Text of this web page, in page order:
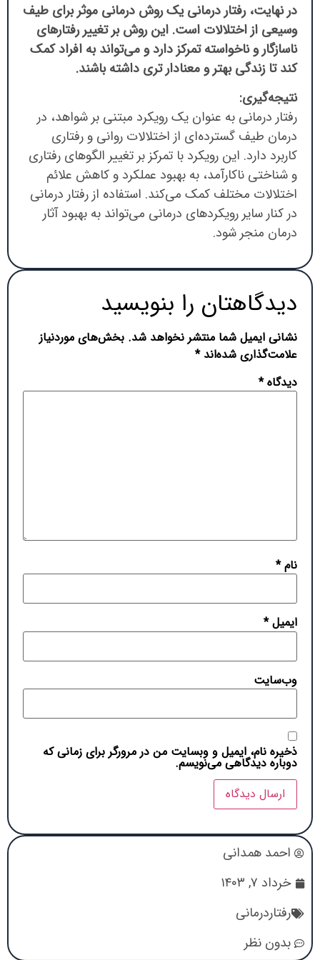
در نهایت، رفتار درمانی یک روش درمانی موثر برای طیف
وسیعی از اختلالات است. این روش بر تغییر رفتارهای
ناسازگار و ناخواسته تمرکز دارد و می‌تواند به افراد کمک
کند تا زندگی بهتر و معنادار تری داشته باشند.
نتیجه‌گیری:
رفتار درمانی به عنوان یک رویکرد مبتنی بر شواهد، در
درمان طیف گسترده‌ای از اختلالات روانی و رفتاری
کاربرد دارد. این رویکرد با تمرکز بر تغییر الگوهای رفتاری
و شناختی ناکارآمد، به بهبود عملکرد و کاهش علائم
اختلالات مختلف کمک می‌کند. استفاده از رفتار درمانی
در کنار سایر رویکردهای درمانی می‌تواند به بهبود آثار
درمان منجر شود.
دیدگاهتان را بنویسید
نشانی ایمیل شما منتشر نخواهد شد. بخش‌های موردنیاز
علامت‌گذاری شده‌اند*
دیدگاه*
نام*
ایمیل*
وب‌سایت
ذخیره نام، ایمیل و وبسایت من در مرورگر برای زمانی که
دوباره دیدگاهی می‌نویسم.
احمد همدانی
خرداد ۷, ۱۴۰۳
رفتاردرمانی
بدون نظر